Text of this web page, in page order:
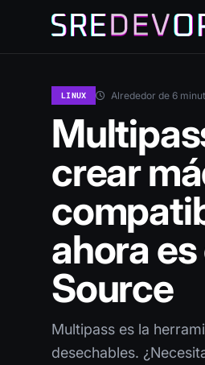
LINUX Alrededor de 6
crear
ahora
Source
Multipass es la
desechables.